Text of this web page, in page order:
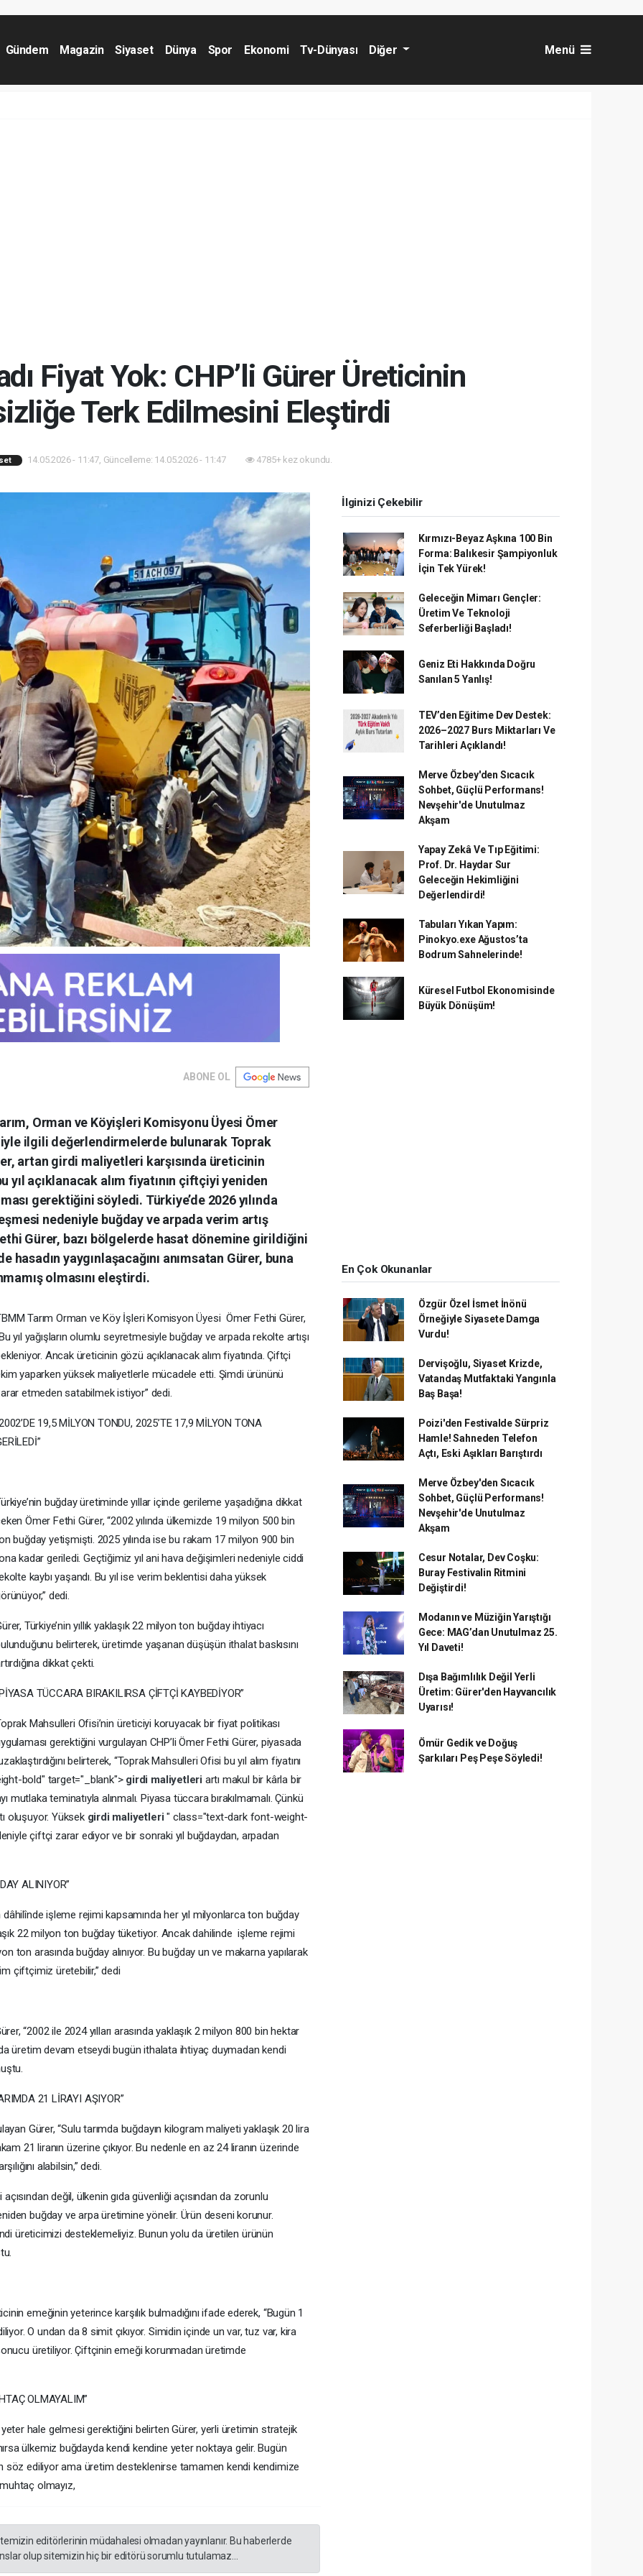
Gündem Magazin Siyaset Dünya Spor Ekonomi Tv-Dünyası Diğer Menü
Fiyat Yok: CHP’li Gürer Üreticinin
Terk Edilmesini Eleştirdi
14.05.2026 - 11:47, Güncelleme: 14.05.2026 - 11:47 4785+ kez okundu.
ABONE OL
Orman ve Köyişleri Komisyonu Üyesi Ömer
ilgili değerlendirmelerde bulunarak Toprak
artan girdi maliyetleri karşısında üreticinin
açıklanacak alım fiyatının çiftçiyi yeniden
gerektiğini söyledi. Türkiye’de 2026 yılında
nedeniyle buğday ve arpada verim artış
Gürer, bazı bölgelerde hasat dönemine girildiğini
hasadın yaygınlaşacağını anımsatan Gürer, buna
olmasını eleştirdi.
Tarım Orman ve Köy İşleri Komisyon Üyesi Ömer Fethi Gürer,
yıl yağışların olumlu seyretmesiyle buğday ve arpada rekolte artışı
Ancak üreticinin gözü açıklanacak alım fiyatında. Çiftçi
yaparken yüksek maliyetlerle mücadele etti. Şimdi ürününü
etmeden satabilmek istiyor” dedi.
19,5 MİLYON TONDU, 2025’TE 17,9 MİLYON TONA
buğday üretiminde yıllar içinde gerileme yaşadığına dikkat
Ömer Fethi Gürer, “2002 yılında ülkemizde 19 milyon 500 bin
buğday yetişmişti. 2025 yılında ise bu rakam 17 milyon 900 bin
kadar geriledi. Geçtiğimiz yıl ani hava değişimleri nedeniyle ciddi
kaybı yaşandı. Bu yıl ise verim beklentisi daha yüksek
dedi.
Türkiye’nin yıllık yaklaşık 22 milyon ton buğday ihtiyacı
belirterek, üretimde yaşanan düşüşün ithalat baskısını
dikkat çekti.
TÜCCARA BIRAKILIRSA ÇİFTÇİ KAYBEDİYOR”
Mahsulleri Ofisi’nin üreticiyi koruyacak bir fiyat politikası
gerektiğini vurgulayan CHP’li Ömer Fethi Gürer, piyasada
belirterek, “Toprak Mahsulleri Ofisi bu yıl alım fiyatını
bold" target="_blank"> girdi maliyetleri artı makul bir kârla bir
mutlaka teminatıyla alınmalı. Piyasa tüccara bırakılmamalı. Çünkü
oluşuyor. Yüksek girdi maliyetleri" class="text-dark font-weight-
çiftçi zarar ediyor ve bir sonraki yıl buğdaydan, arpadan
ALINIYOR”
dâhilînde işleme rejimi kapsamında her yıl milyonlarca ton buğday
22 milyon ton buğday tüketiyor. Ancak dahilinde işleme rejimi
ton arasında buğday alınıyor. Bu buğday un ve makarna yapılarak
çiftçimiz üretebilir,” dedi
“2002 ile 2024 yılları arasında yaklaşık 2 milyon 800 bin hektar
üretim devam etseydi bugün ithalata ihtiyaç duymadan kendi
21 LİRAYI AŞIYOR”
Gürer, “Sulu tarımda buğdayın kilogram maliyeti yaklaşık 20 lira
21 liranın üzerine çıkıyor. Bu nedenle en az 24 liranın üzerinde
alabilsin,” dedi.
değil, ülkenin gıda güvenliği açısından da zorunlu
buğday ve arpa üretimine yönelir. Ürün deseni korunur.
üreticimizi desteklemeliyiz. Bunun yolu da üretilen ürünün
emeğinin yeterince karşılık bulmadığını ifade ederek, “Bugün 1
O undan da 8 simit çıkıyor. Simidin içinde un var, tuz var, kira
üretiliyor. Çiftçinin emeği korunmadan üretimde
OLMAYALIM”
hale gelmesi gerektiğini belirten Gürer, yerli üretimin stratejik
ülkemiz buğdayda kendi kendine yeter noktaya gelir. Bugün
söz ediliyor ama üretim desteklenirse tamamen kendi kendimize
muhtaç olmayız,
editörlerinin müdahalesi olmadan yayınlanır. Bu haberlerde
olup sitemizin hiç bir editörü sorumlu tutulamaz...
İlginizi Çekebilir
Kırmızı-Beyaz Aşkına 100 Bin
Forma: Balıkesir Şampiyonluk
İçin Tek Yürek!
Geleceğin Mimarı Gençler:
Üretim Ve Teknoloji
Seferberliği Başladı!
Geniz Eti Hakkında Doğru
Sanılan 5 Yanlış!
TEV’den Eğitime Dev Destek:
2026–2027 Burs Miktarları Ve
Tarihleri Açıklandı!
Merve Özbey'den Sıcacık
Sohbet, Güçlü Performans!
Nevşehir'de Unutulmaz
Akşam
Yapay Zekâ Ve Tıp Eğitimi:
Prof. Dr. Haydar Sur
Geleceğin Hekimliğini
Değerlendirdi!
Tabuları Yıkan Yapım:
Pinokyo.exe Ağustos’ta
Bodrum Sahnelerinde!
Küresel Futbol Ekonomisinde
Büyük Dönüşüm!
En Çok Okunanlar
Özgür Özel İsmet İnönü
Örneğiyle Siyasete Damga
Vurdu!
Dervişoğlu, Siyaset Krizde,
Vatandaş Mutfaktaki Yangınla
Baş Başa!
Poizi'den Festivalde Sürpriz
Hamle! Sahneden Telefon
Açtı, Eski Aşıkları Barıştırdı
Merve Özbey'den Sıcacık
Sohbet, Güçlü Performans!
Nevşehir'de Unutulmaz
Akşam
Cesur Notalar, Dev Coşku:
Buray Festivalin Ritmini
Değiştirdi!
Modanın ve Müziğin Yarıştığı
Gece: MAG’dan Unutulmaz 25.
Yıl Daveti!
Dışa Bağımlılık Değil Yerli
Üretim: Gürer'den Hayvancılık
Uyarısı!
Ömür Gedik ve Doğuş
Şarkıları Peş Peşe Söyledi!